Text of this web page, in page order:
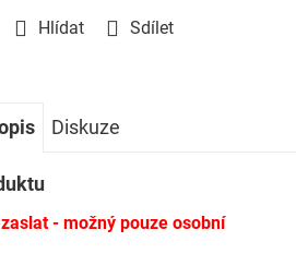
Hlídat Sdílet
Diskuze
- možný pouze osobní